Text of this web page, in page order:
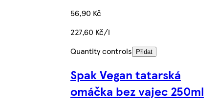
56,90 Kč
227,60 Kč/l
Quantity controls
Přidat
Spak Vegan tatarská
omáčka bez vajec 250ml